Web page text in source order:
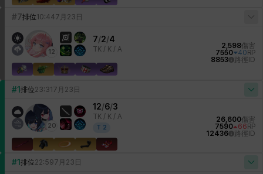
#7排位10:447月23日
12 1
7/2/4
TK / K / A 2,598傷害
7550
40 RP
8853
路徑ID
#1 排位23:31 7月23日
20 1
12/6/3
TK / K / A
T 2
26,600傷害
7590
66 RP
12436
路徑ID
#1 排位22:597月23日